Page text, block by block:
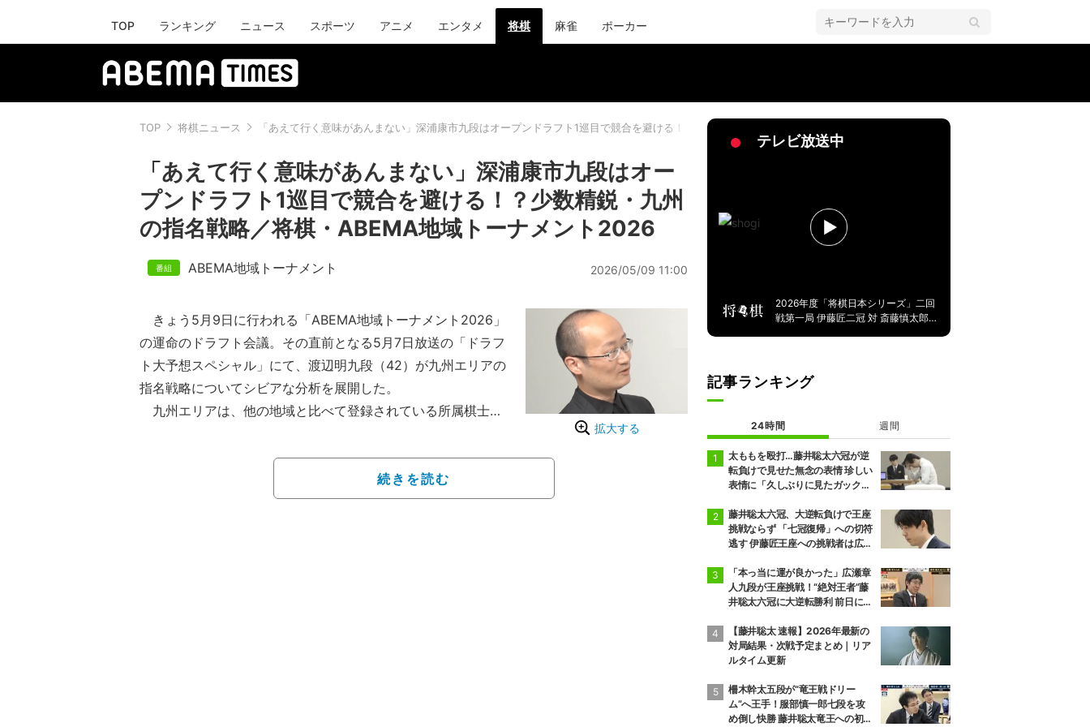
TOP ランキング ニュース スポーツ アニメ エンタメ 将棋 麻雀 ポーカー
TOP 将棋ニュース 「あえて行く意味があんまない」深浦康市九段はオープンドラフト1巡目で競合を避ける！？少数精鋭・九州の指名戦略／将棋・ABEMA地域トーナメント2026
「あえて行く意味があんまない」深浦康市九段はオー
プンドラフト1巡目で競合を避ける！？少数精鋭・九州
の指名戦略／将棋・ABEMA地域トーナメント2026
ABEMA地域トーナメント 2026/05/09 11:00
拡大する
きょう5月9日に行われる「ABEMA地域トーナメント2026」
の運命のドラフト会議。その直前となる5月7日放送の「ドラフ
ト大予想スペシャル」にて、渡辺明九段（42）が九州エリアの
指名戦略についてシビアな分析を展開した。
九州エリアは、他の地域と比べて登録されている所属棋士の
ザンフェニックスの深浦康市九段（54）がオープンドラフトで
どのような立ち回りを見せるかが大きな焦点となった。
続きを読む
テレビ放送中
2026年度「将棋日本シリーズ」二回
戦第一局 伊藤匠二冠 対 斎藤慎太郎八
記事ランキング
24時間 週間
太ももを殴打…藤井聡太六冠が逆
転負けで見せた無念の表情 珍しい
表情に「久しぶりに見たガック
藤井聡太六冠、大逆転負けで王座
挑戦ならず 「七冠復帰」への切符
逃す 伊藤匠王座への挑戦者は広瀬
「本っ当に運が良かった」広瀬章
人九段が王座挑戦！“絶対王者”藤
井聡太六冠に大逆転勝利 前日には
も【藤井聡太 速報】2026年最新の
対局結果・次戦予定まとめ｜リア
ルタイム更新
柵木幹太五段が“竜王戦ドリー
ム”へ王手！服部慎一郎七段を攻
め倒し快勝 藤井聡太竜王への初挑